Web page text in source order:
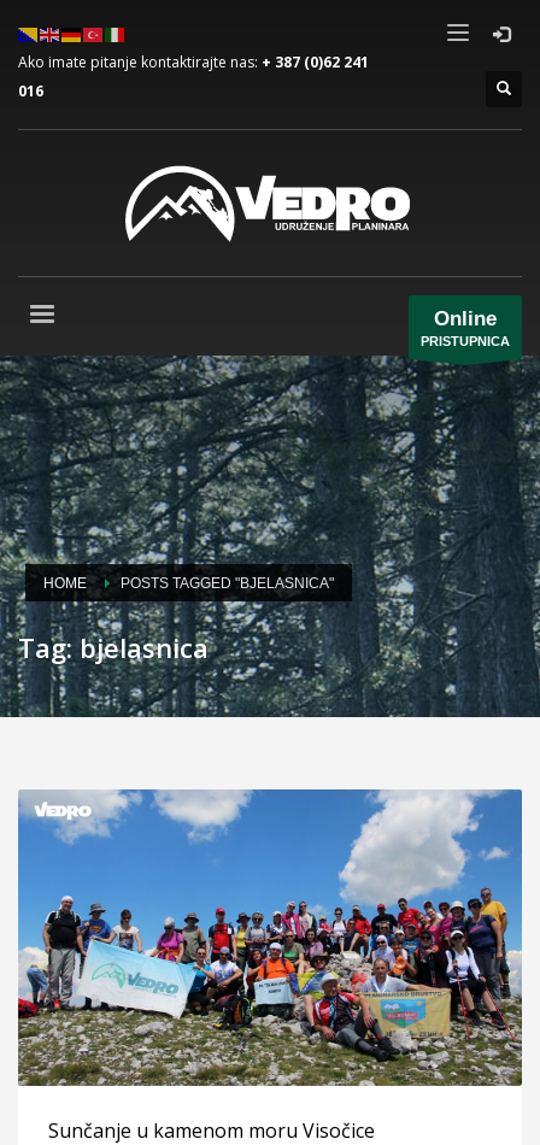
Ako imate pitanje kontaktirajte nas: + 387 (0)62 241
016
Online
PRISTUPNICA
HOME POSTS TAGGED "BJELASNICA"
Tag: bjelasnica
Sunčanje u kamenom moru Visočice